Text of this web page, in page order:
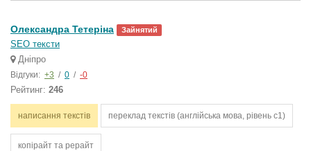
Олександра Тетеріна Зайнятий
SEO тексти
Дніпро
Відгуки: +3 / 0 / -0
Рейтинг: 246
написання текстів переклад текстів (англійська мова, рівень с1)
копірайт та рерайт